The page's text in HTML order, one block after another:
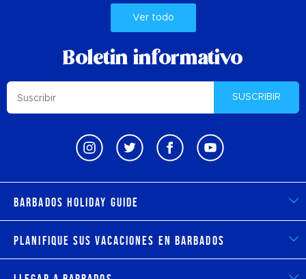
Ver todo
Boletin informativo
SUSCRIBIR
Barbados Holiday Guide
Planifique sus vacaciones en Barbados